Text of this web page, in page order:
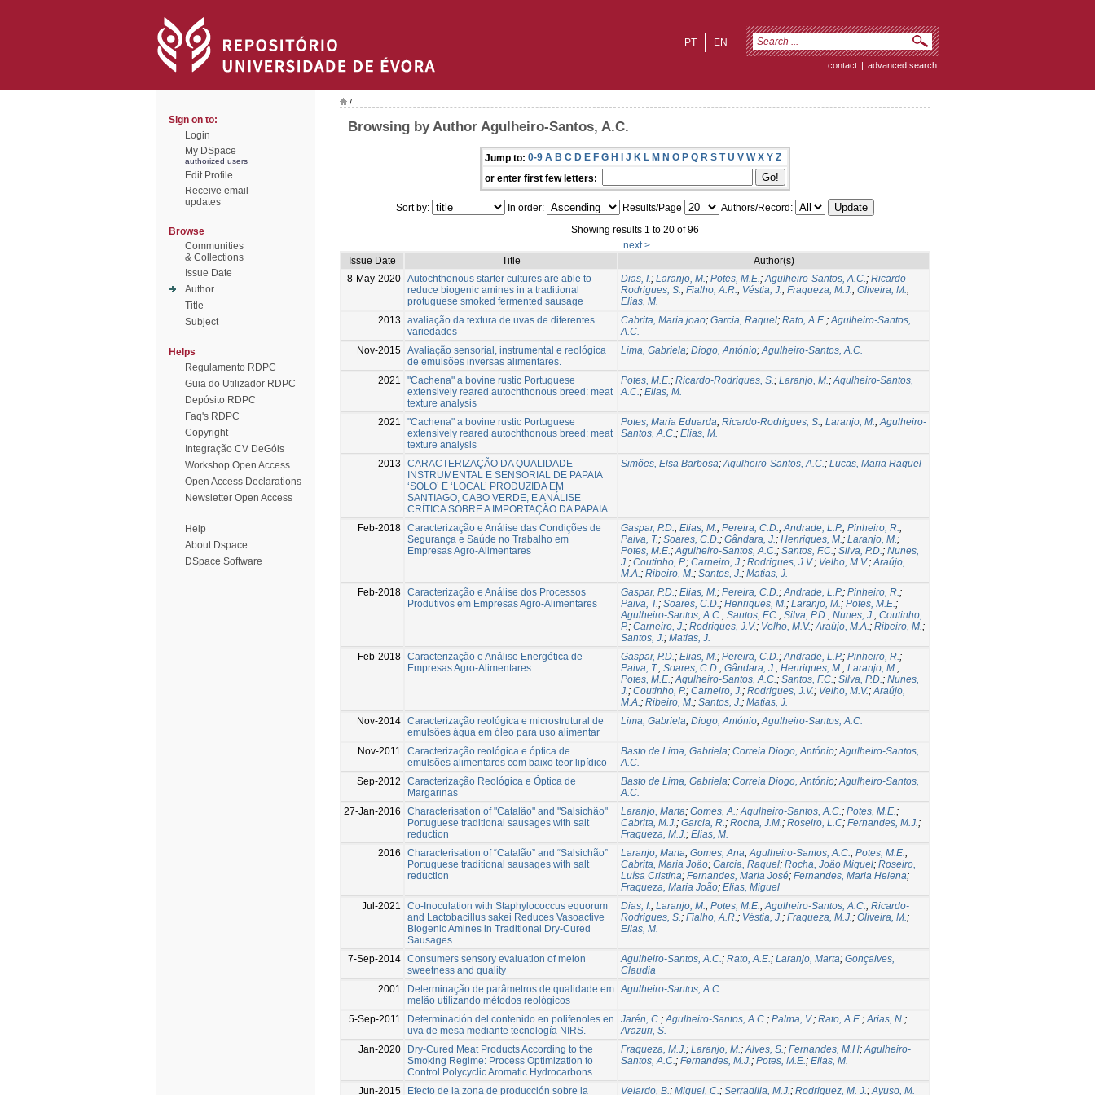
EN
PT
contact | advanced search
Sign on to:
Login
My DSpace
authorized users
Edit Profile
Receive email
updates
Browse
Communities
& Collections
Issue Date
Author
Title
Subject
Helps
Regulamento RDPC
Guia do Utilizador RDPC
Depósito RDPC
Faq's RDPC
Copyright
Integração CV DeGóis
Workshop Open Access
Open Access Declarations
Newsletter Open Access
Help
About Dspace
DSpace Software
/
Browsing by Author Agulheiro-Santos, A.C.
Jump to: 0-9 A B C D E F G H I J K L M N O P Q R S T U V W X Y Z
or enter first few letters:
Sort by: In order: Results/Page
Authors/Record:
Showing results 1 to 20 of 96
next >
Issue Date
Title
Author(s)
8-May-2020 Autochthonous starter cultures are able to
reduce biogenic amines in a traditional
protuguese smoked fermented sausage
Dias, I.; Laranjo, M.; Potes, M.E.;Agulheiro-Santos, A.C.; Ricardo-
Rodrigues, S.; Fialho, A.R.; Véstia, J.; Fraqueza, M.J.; Oliveira, M.;
Elias, M.
2013
avaliação da textura de uvas de diferentes
variedades
Cabrita, Maria joao; Garcia, Raquel; Rato, A.E.;Agulheiro-Santos,
A.C.
Nov-2015 Avaliação sensorial, instrumental e reológica
de emulsões inversas alimentares.
Lima, Gabriela; Diogo, António;Agulheiro-Santos, A.C.
2021
"Cachena" a bovine rustic Portuguese
extensively reared autochthonous breed: meat
texture analysis
Potes, M.E.; Ricardo-Rodrigues, S.; Laranjo, M.;Agulheiro-Santos,
A.C.; Elias, M.
2021
"Cachena" a bovine rustic Portuguese
extensively reared autochthonous breed: meat
texture analysis
Potes, Maria Eduarda; Ricardo-Rodrigues, S.; Laranjo, M.;Agulheiro-
Santos, A.C.; Elias, M.
2013
CARACTERIZAÇÃO DA QUALIDADE
INSTRUMENTAL E SENSORIAL DE PAPAIA
‘SOLO’ E ‘LOCAL’ PRODUZIDA EM
SANTIAGO, CABO VERDE, E ANÁLISE
CRÍTICA SOBRE A IMPORTAÇÃO DA PAPAIA
Simões, Elsa Barbosa;Agulheiro-Santos, A.C.; Lucas, Maria Raquel
Feb-2018 Caracterização e Análise das Condições de
Segurança e Saúde no Trabalho em
Empresas Agro-Alimentares
Gaspar, P.D.; Elias, M.; Pereira, C.D.;Andrade, L.P.; Pinheiro, R.;
Paiva, T.; Soares, C.D.; Gândara, J.; Henriques, M.; Laranjo, M.;
Potes, M.E.;Agulheiro-Santos, A.C.; Santos, F.C.; Silva, P.D.; Nunes,
J.; Coutinho, P.; Carneiro, J.; Rodrigues, J.V.; Velho, M.V.;Araújo,
M.A.; Ribeiro, M.; Santos, J.; Matias, J.
Feb-2018 Caracterização e Análise dos Processos
Produtivos em Empresas Agro-Alimentares
Gaspar, P.D.; Elias, M.; Pereira, C.D.;Andrade, L.P.; Pinheiro, R.;
Paiva, T.; Soares, C.D.; Henriques, M.; Laranjo, M.; Potes, M.E.;
Agulheiro-Santos, A.C.; Santos, F.C.; Silva, P.D.; Nunes, J.; Coutinho,
P.; Carneiro, J.; Rodrigues, J.V.; Velho, M.V.;Araújo, M.A.; Ribeiro, M.;
Santos, J.; Matias, J.
Feb-2018 Caracterização e Análise Energética de
Empresas Agro-Alimentares
Gaspar, P.D.; Elias, M.; Pereira, C.D.;Andrade, L.P.; Pinheiro, R.;
Paiva, T.; Soares, C.D.; Gândara, J.; Henriques, M.; Laranjo, M.;
Potes, M.E.;Agulheiro-Santos, A.C.; Santos, F.C.; Silva, P.D.; Nunes,
J.; Coutinho, P.; Carneiro, J.; Rodrigues, J.V.; Velho, M.V.;Araújo,
M.A.; Ribeiro, M.; Santos, J.; Matias, J.
Nov-2014 Caracterização reológica e microstrutural de
emulsões água em óleo para uso alimentar
Lima, Gabriela; Diogo, António;Agulheiro-Santos, A.C.
Nov-2011
Caracterização reológica e óptica de
emulsões alimentares com baixo teor lipídico
Basto de Lima, Gabriela; Correia Diogo, António;Agulheiro-Santos,
A.C.
Sep-2012
Caracterização Reológica e Óptica de
Margarinas
Basto de Lima, Gabriela; Correia Diogo, António;Agulheiro-Santos,
A.C.
27-Jan-2016
Characterisation of "Catalão" and "Salsichão"
Portuguese traditional sausages with salt
reduction
Laranjo, Marta; Gomes, A.;Agulheiro-Santos, A.C.; Potes, M.E.;
Cabrita, M.J.; Garcia, R.; Rocha, J.M.; Roseiro, L.C; Fernandes, M.J.;
Fraqueza, M.J.; Elias, M.
2016
Characterisation of “Catalão” and “Salsichão”
Portuguese traditional sausages with salt
reduction
Laranjo, Marta; Gomes, Ana;Agulheiro-Santos, A.C.; Potes, M.E.;
Cabrita, Maria João; Garcia, Raquel; Rocha, João Miguel; Roseiro,
Luísa Cristina; Fernandes, Maria José; Fernandes, Maria Helena;
Fraqueza, Maria João; Elias, Miguel
Jul-2021
Co-Inoculation with Staphylococcus equorum
and Lactobacillus sakei Reduces Vasoactive
Biogenic Amines in Traditional Dry-Cured
Sausages
Dias, I.; Laranjo, M.; Potes, M.E.;Agulheiro-Santos, A.C.; Ricardo-
Rodrigues, S.; Fialho, A.R.; Véstia, J.; Fraqueza, M.J.; Oliveira, M.;
Elias, M.
7-Sep-2014 Consumers sensory evaluation of melon
sweetness and quality
Agulheiro-Santos, A.C.; Rato, A.E.; Laranjo, Marta; Gonçalves,
Claudia
2001
Determinação de parâmetros de qualidade em
melão utilizando métodos reológicos
Agulheiro-Santos, A.C.
5-Sep-2011
Determinación del contenido en polifenoles en
uva de mesa mediante tecnología NIRS.
Jarén, C.;Agulheiro-Santos, A.C.; Palma, V.; Rato, A.E.;Arias, N.;
Arazuri, S.
Jan-2020
Dry‐Cured Meat Products According to the
Smoking Regime: Process Optimization to
Control Polycyclic Aromatic Hydrocarbons
Fraqueza, M.J.; Laranjo, M.;Alves, S.; Fernandes, M.H;Agulheiro-
Santos, A.C.; Fernandes, M.J.; Potes, M.E.; Elias, M.
Jun-2015 Efecto de la zona de producción sobre la Velardo, B.; Miguel, C.; Serradilla, M.J.; Rodriguez, M. J.;Ayuso, M.